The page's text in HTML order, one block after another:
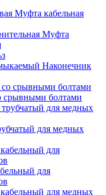
Муфта кабельная
Муфта
Наконечник
срывными болтами
для медных
для